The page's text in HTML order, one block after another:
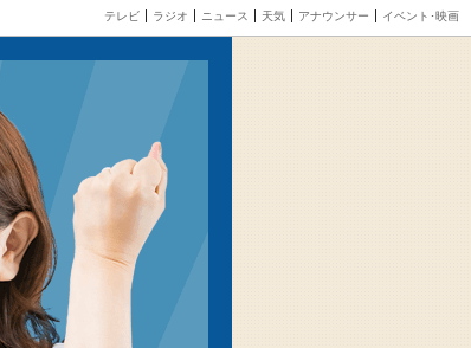
テレビ ラジオ ニュース 天気 アナウンサー イベント･映画